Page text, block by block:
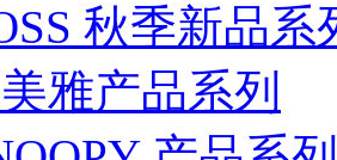
秋季新品系
雅产品系列